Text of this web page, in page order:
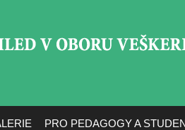
PRO PEDAGOGY A